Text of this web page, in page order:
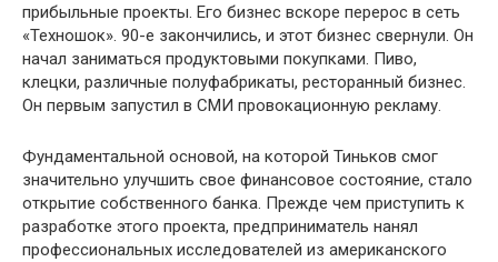
прибыльные проекты. Его бизнес вскоре перерос в сеть
«Техношок». 90-е закончились, и этот бизнес свернули. Он
начал заниматься продуктовыми покупками. Пиво,
клецки, различные полуфабрикаты, ресторанный бизнес.
Он первым запустил в СМИ провокационную рекламу.
Фундаментальной основой, на которой Тиньков смог
значительно улучшить свое финансовое состояние, стало
открытие собственного банка. Прежде чем приступить к
разработке этого проекта, предприниматель нанял
профессиональных исследователей из американского